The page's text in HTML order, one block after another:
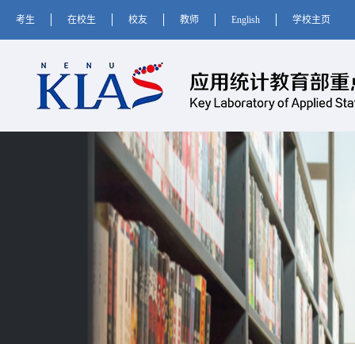
考生 在校生 校友 教师 English 学校主页